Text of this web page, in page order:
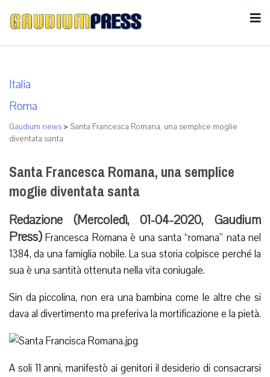
Italia
Roma
Gaudium news >Santa Francesca Romana, una semplice moglie
diventata santa
Santa Francesca Romana, una semplice
moglie diventata santa
Redazione (Mercoledì, 01-04-2020, Gaudium
Press) Francesca Romana è una santa “romana” nata nel
1384, da una famiglia nobile. La sua storia colpisce perché la
sua è una santità ottenuta nella vita coniugale.
Sin da piccolina, non era una bambina come le altre che si
dava al divertimento ma preferiva la mortificazione e la pietà.
A soli 11 anni, manifestò ai genitori il desiderio di consacrarsi